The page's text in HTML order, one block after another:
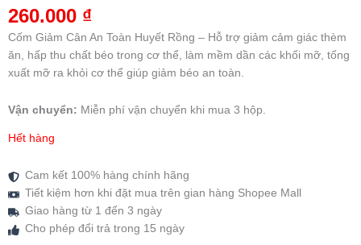
5.00 trên 5
dựa trên
1
260.000 ₫
Cốm Giảm Cân An Toàn Huyết Rồng – Hỗ trợ giảm cảm giác thèm
ăn, hấp thu chất béo trong cơ thể, làm mềm dần các khối mỡ, tống
xuất mỡ ra khỏi cơ thể giúp giảm béo an toàn.
Vận chuyển: Miễn phí vận chuyển khi mua 3 hộp.
Hết hàng
Cam kết 100% hàng chính hãng
Tiết kiệm hơn khi đặt mua trên gian hàng Shopee Mall
Giao hàng từ 1 đến 3 ngày
Cho phép đổi trả trong 15 ngày